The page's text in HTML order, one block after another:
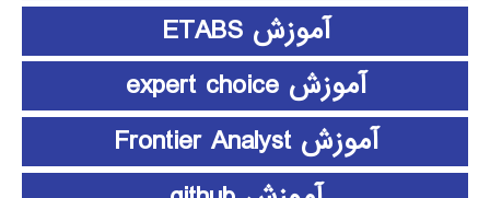
آموزش ETABS
آموزش expert choice
آموزش Frontier Analyst